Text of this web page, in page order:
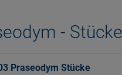
-
Praseodym Stücke